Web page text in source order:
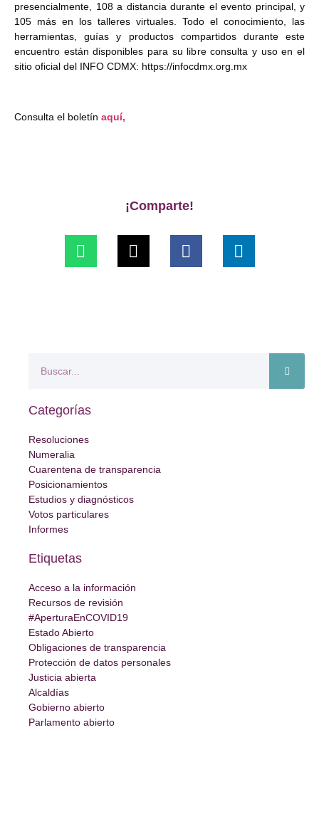
presencialmente, 108 a distancia durante el evento principal, y
105 más en los talleres virtuales. Todo el conocimiento, las
herramientas, guías y productos compartidos durante este
encuentro están disponibles para su libre consulta y uso en el
sitio oficial del INFO CDMX: https://infocdmx.org.mx
Consulta el boletín aquí,
¡Comparte!
Categorías
Resoluciones
Numeralia
Cuarentena de transparencia
Posicionamientos
Estudios y diagnósticos
Votos particulares
Informes
Etiquetas
Acceso a la información
Recursos de revisión
#AperturaEnCOVID19
Estado Abierto
Obligaciones de transparencia
Protección de datos personales
Justicia abierta
Alcaldías
Gobierno abierto
Parlamento abierto